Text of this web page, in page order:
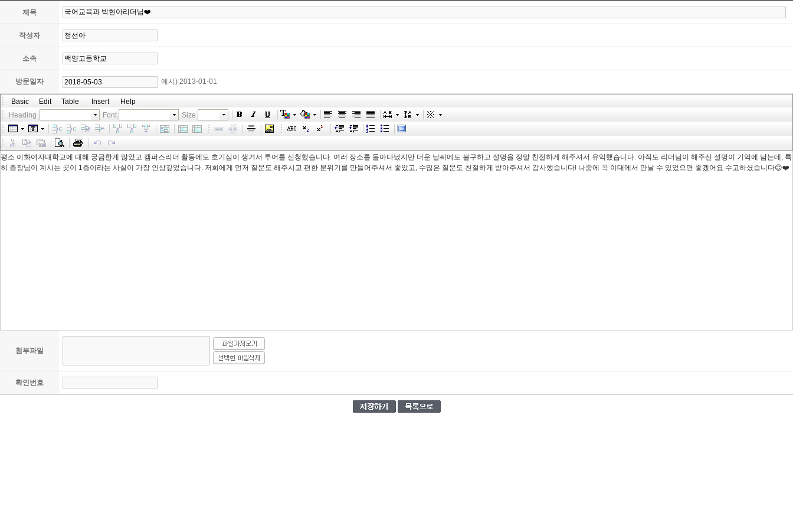
제목
작성자
소속
방문일자 예시) 2013-01-01
Basic Edit Table Insert
Help
Heading
Font Size
첨부파일
확인번호